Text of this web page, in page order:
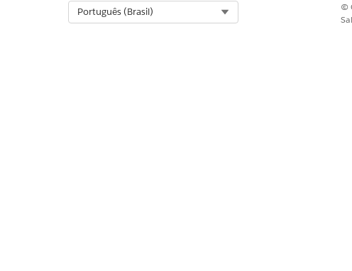
Atribuição automática: As
Português (Brasil)
©